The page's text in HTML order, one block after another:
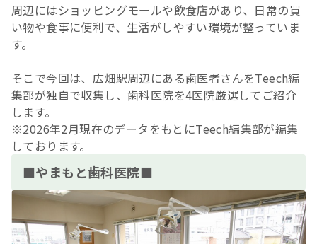
周辺にはショッピングモールや飲食店があり、日常の買
い物や食事に便利で、生活がしやすい環境が整っていま
す。
そこで今回は、広畑駅周辺にある歯医者さんをTeech編
集部が独自で収集し、歯科医院を4医院厳選してご紹介
します。
※2026年2月現在のデータをもとにTeech編集部が編集
しております。
■やまもと歯科医院■